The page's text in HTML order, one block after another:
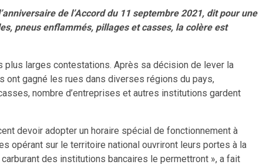
de l’Accord du 11 septembre 2021, dit pour une
pneus enflammés, pillages et casses, la colère est
larges contestations. Après sa décision de lever la
gagné les rues dans diverses régions du pays,
nombre d’entreprises et autres institutions gardent
devoir adopter un horaire spécial de fonctionnement à
opérant sur le territoire national ouvriront leurs portes à la
des institutions bancaires le permettront », a fait